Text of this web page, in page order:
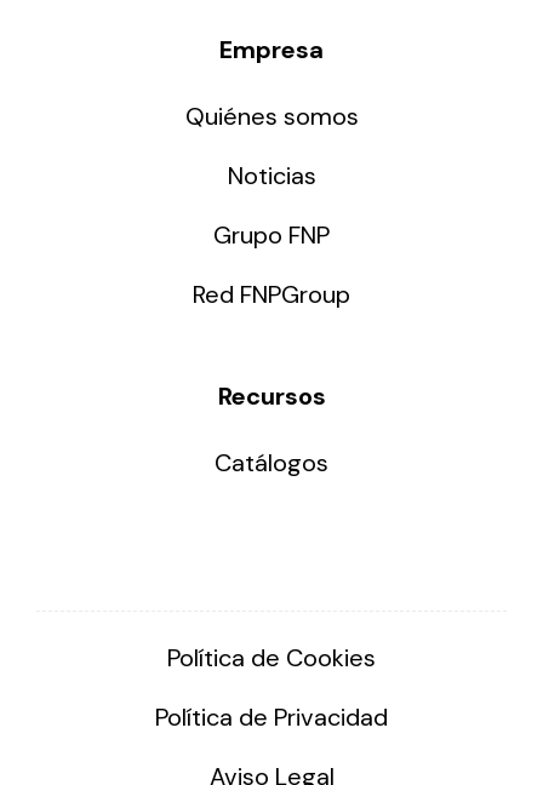
Empresa
Quiénes somos
Noticias
Grupo FNP
Red FNPGroup
Recursos
Catálogos
Política de Cookies
Política de Privacidad
Aviso Legal